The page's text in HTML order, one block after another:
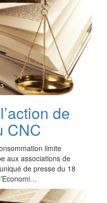
de
CNC
limite
aux associations de
de presse du 18